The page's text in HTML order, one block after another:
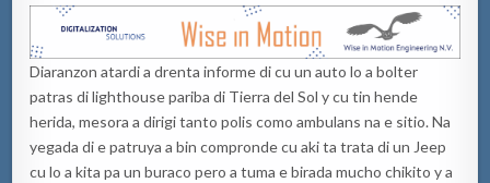
Diaranzon atardi a drenta informe di cu un auto lo a bolter
patras di lighthouse pariba di Tierra del Sol y cu tin hende
herida, mesora a dirigi tanto polis como ambulans na e sitio. Na
yegada di e patruya a bin compronde cu aki ta trata di un Jeep
cu lo a kita pa un buraco pero a tuma e birada mucho chikito y a